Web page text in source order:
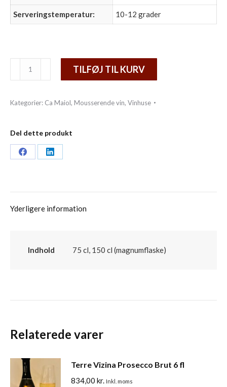
Serveringstemperatur: 10-12 grader
n.v.
TILFØJ TIL KURV
Kategorier: Ca Maiol, Mousserende vin, Vinhuse
Del dette produkt
Share
Share
Yderligere information
Indhold 75 cl, 150 cl (magnumflaske)
Relaterede varer
Terre Vizina Prosecco Brut 6 fl
834,00 kr. Inkl. moms